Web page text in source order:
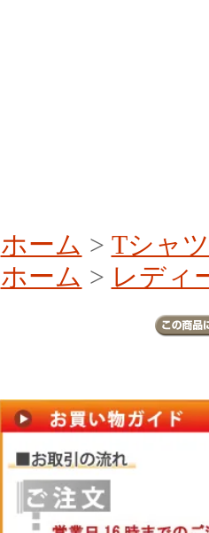
ホーム > Tシャ
ホーム > レディ